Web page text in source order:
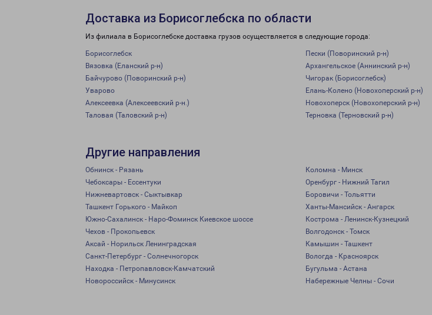
Доставка из Борисоглебска по области
Из филиала в Борисоглебске доставка грузов осуществляется в следующие города:
Борисоглебск Пески (Поворинский р-н)
Вязовка (Еланский р-н)
Архангельское (Аннинский р-н)
Байчурово (Поворинский р-н)
Чигорак (Борисоглебск)
Уварово
Елань-Колено (Новохоперский р-н)
Алексеевка (Алексеевский р-н.)
Новохоперск (Новохоперский р-н)
Таловая (Таловский р-н)
Терновка (Терновский р-н)
Другие направления
Обнинск - Рязань Коломна - Минск
Чебоксары - Ессентуки
Оренбург - Нижний Тагил
Нижневартовск - Сыктывкар
Боровичи - Тольятти
Ташкент Горького - Майкоп
Ханты-Мансийск - Ангарск
Южно-Сахалинск - Наро-Фоминск Киевское шоссе
Кострома - Ленинск-Кузнецкий
Чехов - Прокопьевск
Волгодонск - Томск
Аксай - Норильск Ленинградская
Камышин - Ташкент
Санкт-Петербург - Солнечногорск
Вологда - Красноярск
Находка - Петропавловск-Камчатский
Бугульма - Астана
Новороссийск - Минусинск
Набережные Челны - Сочи